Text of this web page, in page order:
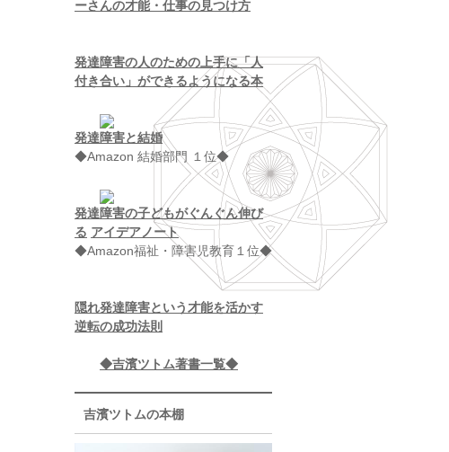
ーさんの才能・仕事の見つけ方
発達障害の人のための上手に「人
付き合い」ができるようになる本
発達障害と結婚
◆Amazon 結婚部門 １位◆
発達障害の子どもがぐんぐん伸び
る アイデアノート
◆Amazon福祉・障害児教育１位◆
隠れ発達障害という才能を活かす
逆転の成功法則
◆吉濱ツトム著書一覧◆
吉濱ツトムの本棚